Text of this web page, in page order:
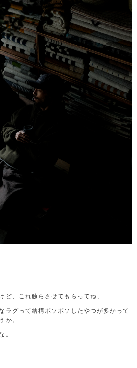
ど、これ触らさせてもらってね、
ラグって結構ボソボソしたやつが多かって
か。
。